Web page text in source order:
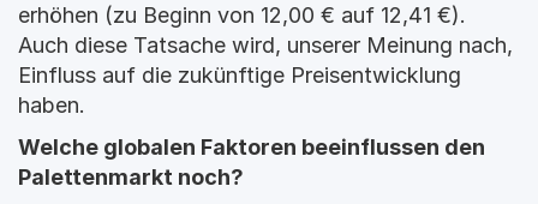
erhöhen (zu Beginn von 12,00 € auf 12,41 €).
Auch diese Tatsache wird, unserer Meinung nach,
Einfluss auf die zukünftige Preisentwicklung
haben.
Welche globalen Faktoren beeinflussen den
Palettenmarkt noch?